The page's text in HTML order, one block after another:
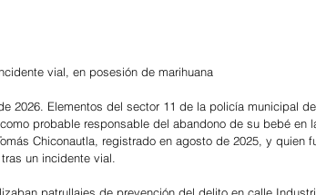
vial, en posesión de marihuana
2026. Elementos del sector 11 de la policía municipal
probable responsable del abandono de su bebé en
Chiconautla, registrado en agosto de 2025, y quien
un incidente vial.